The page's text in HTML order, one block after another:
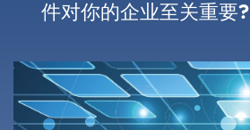
件对你的企业至关重要?